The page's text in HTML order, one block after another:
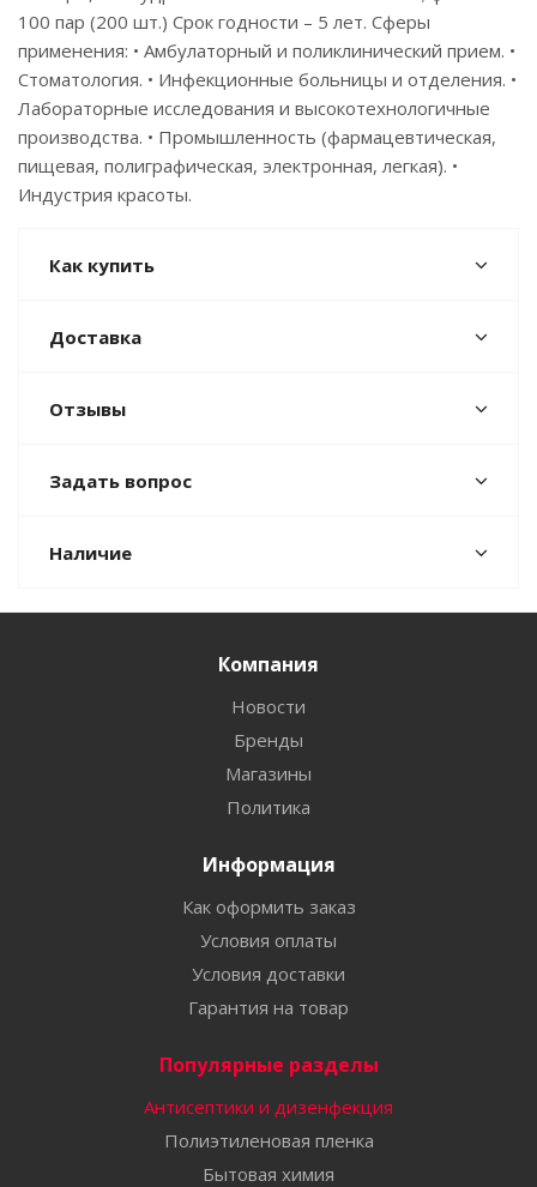
100 пар (200 шт.) Срок годности – 5 лет. Сферы
применения: • Амбулаторный и поликлинический прием. •
Стоматология. • Инфекционные больницы и отделения. •
Лабораторные исследования и высокотехнологичные
производства. • Промышленность (фармацевтическая,
пищевая, полиграфическая, электронная, легкая). •
Индустрия красоты.
Как купить
Доставка
Отзывы
Задать вопрос
Наличие
Компания
Новости
Бренды
Магазины
Политика
Информация
Как оформить заказ
Условия оплаты
Условия доставки
Гарантия на товар
Популярные разделы
Антисептики и дизенфекция
Полиэтиленовая пленка
Бытовая химия